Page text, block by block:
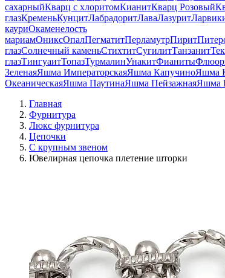
сахарныйКварц с хлоритомКианитКварц Розовый
глазКременьКунцитЛабрадоритЛаваЛазурит
кауриОкаменелость
мариамОниксОпалПегматитПерламутрПирит
глазСолнечный каменьСтихтитСугилитТанзанит
глазТингуаитТопазТурмалинУнакитФианиты
ЗеленаяЯшма ИмператорскаяЯшма КапучиноЯшма
ОкеаническаяЯшма ПаутинаЯшма ПейзажнаяЯшма
Главная
Фурнитура
Люкс фурнитура
Цепочки
С крупным звеном
Ювелирная цепочка плетение шторки